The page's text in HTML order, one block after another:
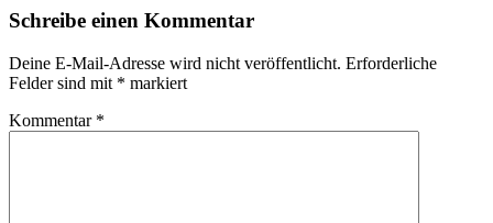
Schreibe einen Kommentar
Deine E-Mail-Adresse wird nicht veröffentlicht. Erforderliche
Felder sind mit * markiert
Kommentar *